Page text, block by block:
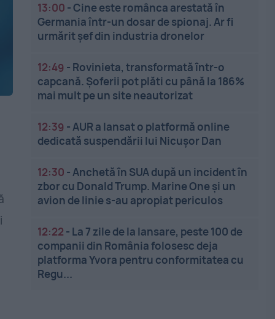
13:00 -Cine este românca arestată în
Germania într-un dosar de spionaj. Ar fi
urmărit șef din industria dronelor
12:49 - Rovinieta, transformată într-o
capcană. Șoferii pot plăti cu până la 186%
mai mult pe un site neautorizat
12:39 -AUR a lansat o platformă online
dedicată suspendării lui Nicușor Dan
12:30 -Anchetă în SUA după un incident în
zbor cu Donald Trump. Marine One și un
avion de linie s-au apropiat periculos
12:22 - La 7 zile de la lansare, peste 100 de
companii din România folosesc deja
platforma Yvora pentru conformitatea cu
Regu...